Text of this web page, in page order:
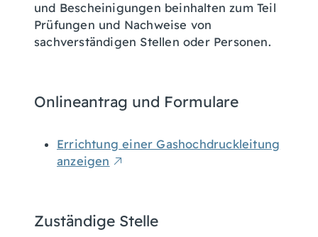
und Bescheinigungen beinhalten zum Teil
Prüfungen und Nachweise von
sachverständigen Stellen oder Personen.
Onlineantrag und Formulare
Errichtung einer Gashochdruckleitung
anzeigen
Zuständige Stelle